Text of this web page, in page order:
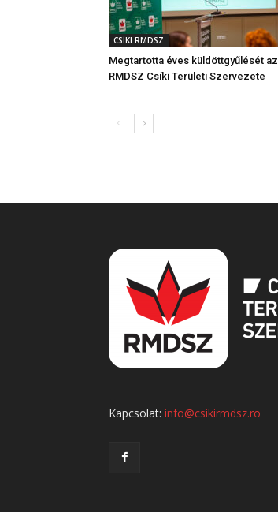
CSÍKI RMDSZ
Megtartotta éves küldöttgyűlését az
RMDSZ Csíki Területi Szervezete
Kapcsolat: info@csikirmdsz.ro